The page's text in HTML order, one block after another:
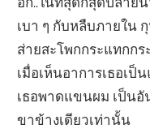
เบา ๆ กับหลืบภายใน
ส่ายสะโพกกระแทกก
เมื่อเห็นอาการเธอเ
เธอพาดแขนผม เป็น
ขาข้างเดียวเท่านั้น